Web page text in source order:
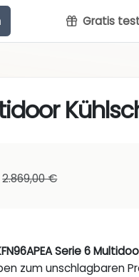
Gratis
2.869,00 €
Serie 6
zum unschlagbaren